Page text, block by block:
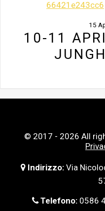
15
10-11
© 2017 - 2026 All
Indirizzo: Via
Telefono: 0586